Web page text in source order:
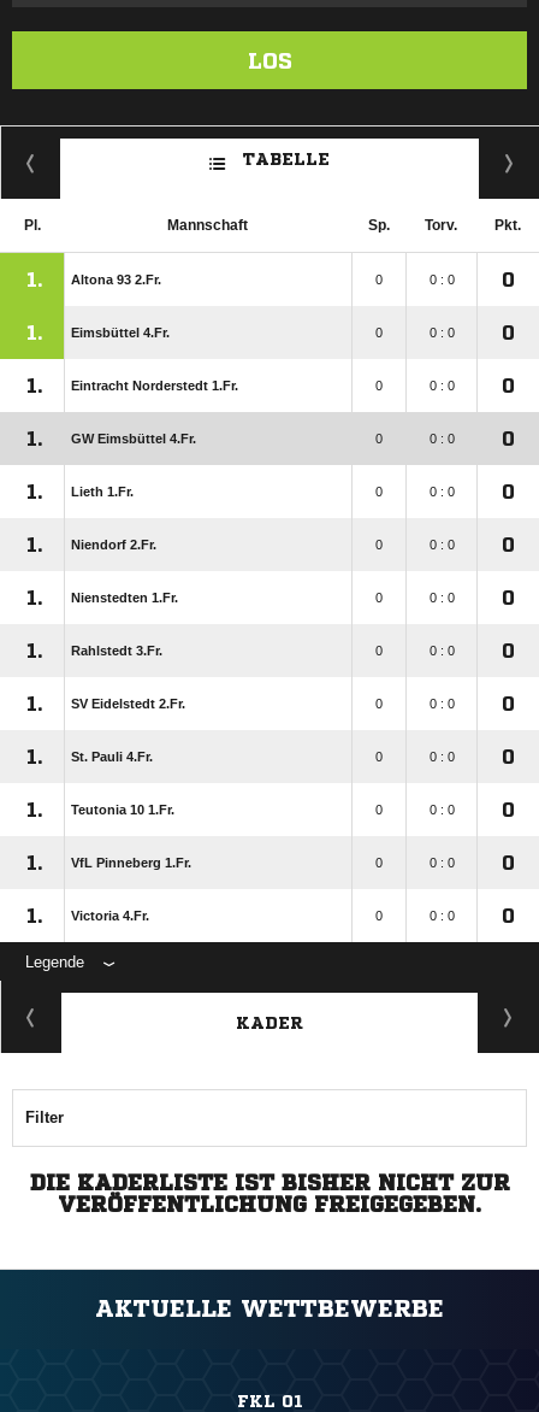
LOS
TABELLE
Pl. Mannschaft Sp. Torv. Pkt.
1. Altona 93 2.Fr. 0 0 : 0 0
1. Eimsbüttel 4.Fr. 0 0 : 0 0
1. Eintracht Norderstedt 1.Fr. 0 0 : 0 0
1. GW Eimsbüttel 4.Fr. 0 0 : 0 0
1. Lieth 1.Fr. 0 0 : 0 0
1. Niendorf 2.Fr. 0 0 : 0 0
1. Nienstedten 1.Fr. 0 0 : 0 0
1. Rahlstedt 3.Fr. 0 0 : 0 0
1. SV Eidelstedt 2.Fr. 0 0 : 0 0
1. St. Pauli 4.Fr. 0 0 : 0 0
1. Teutonia 10 1.Fr. 0 0 : 0 0
1. VfL Pinneberg 1.Fr. 0 0 : 0 0
1. Victoria 4.Fr. 0 0 : 0 0
Legende
KADER
Filter
DIE KADERLISTE IST BISHER NICHT ZUR
VERÖFFENTLICHUNG FREIGEGEBEN.
AKTUELLE WETTBEWERBE
FKL 01